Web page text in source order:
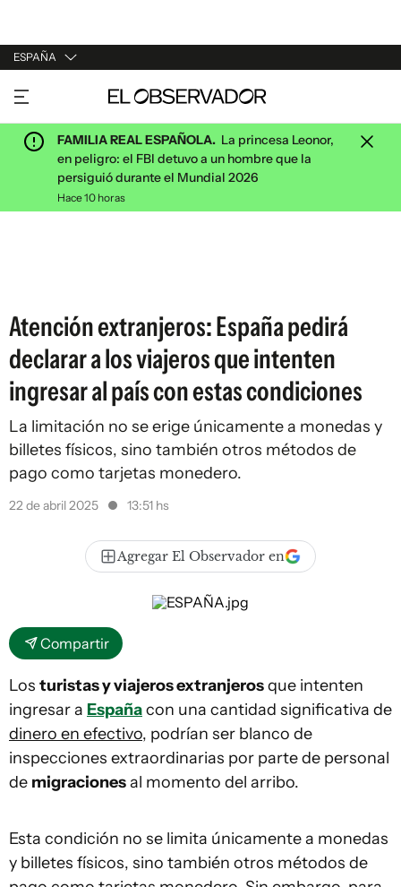
ESPAÑA
URUGUAY
ARGENTINA
ESPAÑA
ESTADOS UNIDOS
FAMILIA REAL ESPAÑOLA. La princesa Leonor,
en peligro: el FBI detuvo a un hombre que la
persiguió durante el Mundial 2026
Hace 10 horas
Atención extranjeros: España pedirá
declarar a los viajeros que intenten
ingresar al país con estas condiciones
La limitación no se erige únicamente a monedas y
billetes físicos, sino también otros métodos de
pago como tarjetas monedero.
22 de abril 2025 13:51 hs
Agregar El Observador en
Compartir
Los turistas y viajeros extranjerosque intenten
ingresar a Españacon una cantidad significativa de
dinero en efectivo, podrían ser blanco de
inspecciones extraordinarias por parte de personal
de migracionesal momento del arribo.
Esta condición no se limita únicamente a monedas
y billetes físicos, sino también otros métodos de